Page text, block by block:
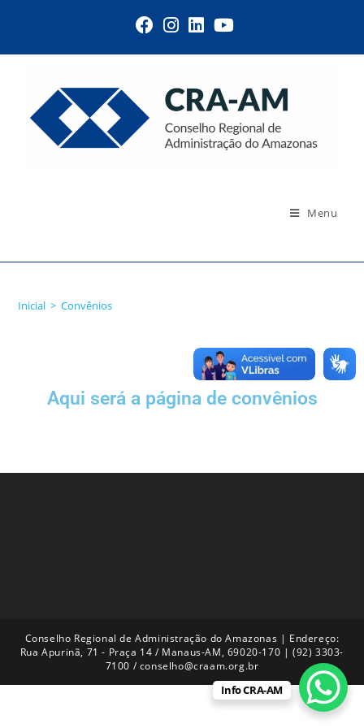
Menu
Inicial > Convênios
Aqui será a página de convênios
Conselho Regional de Administração do Amazonas | Endereço:
Rua Apurinã, 71 - Praça 14 / Manaus-AM, 69020-170 | (92) 3303-
7100 / conselho@craam.org.br
Info CRA-AM